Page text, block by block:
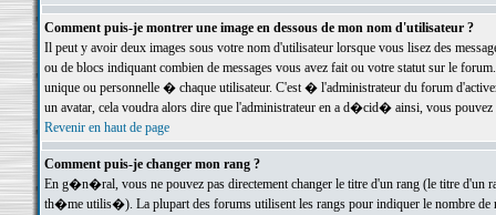
Comment puis-je montrer une image en dessous de mon nom d'utilisateur ?
Il peut y avoir deux images sous votre nom d'utilisateur lorsque vous lisez des
ou de blocs indiquant combien de messages vous avez fait ou votre statut sur le
unique ou personnelle � chaque utilisateur. C'est � l'administrateur du forum
un avatar, cela voudra alors dire que l'administrateur en a d�cid� ainsi, vous
Revenir en haut de page
Comment puis-je changer mon rang ?
En g�n�ral, vous ne pouvez pas directement changer le titre d'un rang (le titre d'un
th�me utilis�). La plupart des forums utilisent les rangs pour indiquer le nombre de